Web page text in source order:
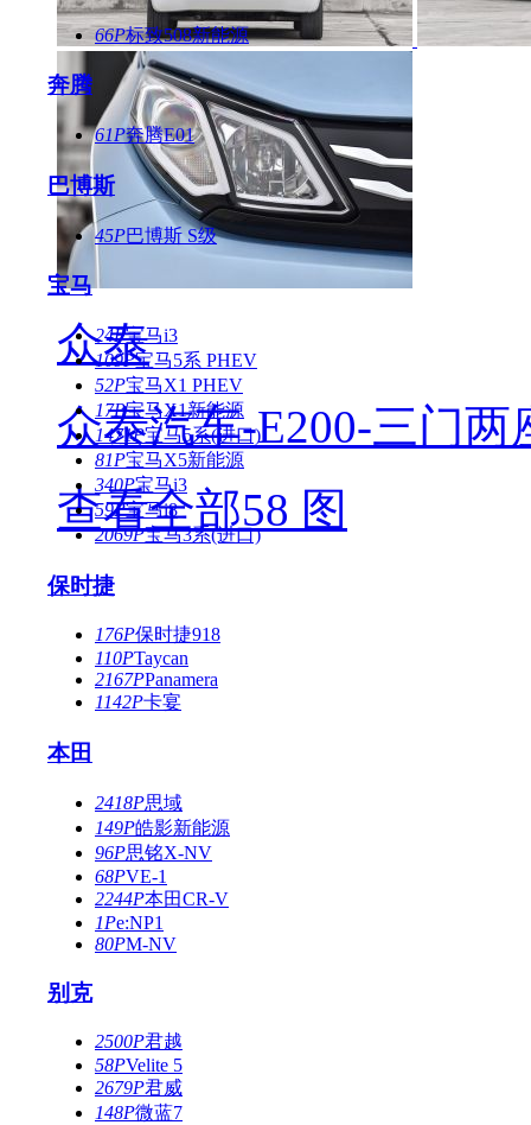
66P标致508新能源
奔腾
61P奔腾E01
巴博斯
45P巴博斯 S级
宝马
24P宝马i3
109P宝马5系 PHEV
52P宝马X1 PHEV
17P宝马X1新能源
1471P宝马5系(进口)
81P宝马X5新能源
340P宝马i3
59P宝马i8
2069P宝马3系(进口)
保时捷
176P保时捷918
110PTaycan
2167PPanamera
1142P卡宴
本田
2418P思域
149P皓影新能源
96P思铭X-NV
68PVE-1
2244P本田CR-V
1Pe:NP1
80PM-NV
别克
2500P君越
58PVelite 5
2679P君威
148P微蓝7
众泰
众泰汽车-E200-三门两
查看全部58 图